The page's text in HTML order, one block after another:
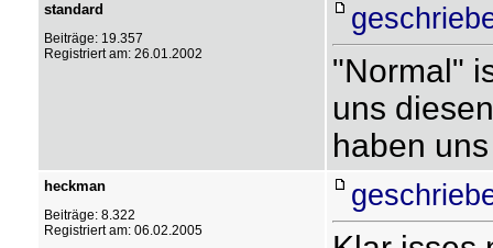
standard
Beiträge: 19.357
Registriert am: 26.01.2002
"Normal"
uns
haben
heckman
Beiträge: 8.322
Registriert am: 06.02.2005